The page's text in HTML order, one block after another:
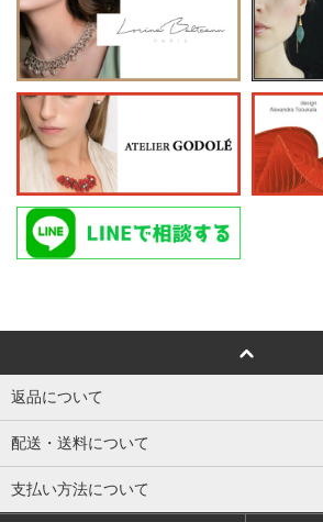
返品について
配送・送料について
支払い方法について